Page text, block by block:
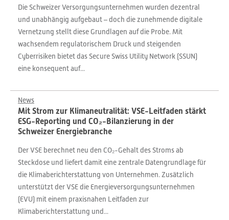
Die Schweizer Versorgungsunternehmen wurden dezentral
und unabhängig aufgebaut – doch die zunehmende digitale
Vernetzung stellt diese Grundlagen auf die Probe. Mit
wachsendem regulatorischem Druck und steigenden
Cyberrisiken bietet das Secure Swiss Utility Network (SSUN)
eine konsequent auf...
News
Mit Strom zur Klimaneutralität: VSE-Leitfaden stärkt
ESG-Reporting und CO₂-Bilanzierung in der
Schweizer Energiebranche
Der VSE berechnet neu den CO₂-Gehalt des Stroms ab
Steckdose und liefert damit eine zentrale Datengrundlage für
die Klimaberichterstattung von Unternehmen. Zusätzlich
unterstützt der VSE die Energieversorgungsunternehmen
(EVU) mit einem praxisnahen Leitfaden zur
Klimaberichterstattung und...